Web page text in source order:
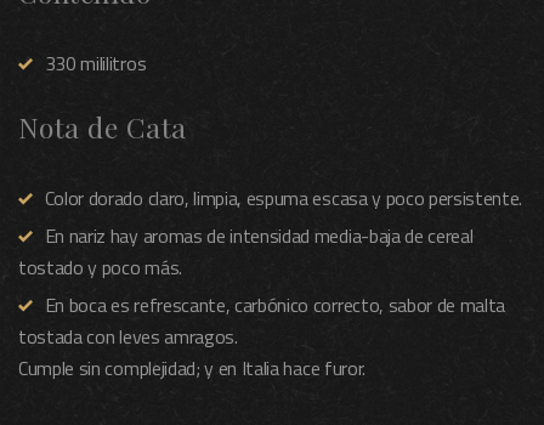
330 mililitros
Nota de Cata
Color dorado claro, limpia, espuma escasa y poco persistente.
En nariz hay aromas de intensidad media-baja de cereal
tostado y poco más.
En boca es refrescante, carbónico correcto, sabor de malta
tostada con leves amragos.
Cumple sin complejidad; y en Italia hace furor.